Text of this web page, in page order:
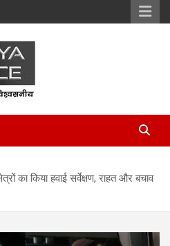
का किया हवाई सर्वेक्षण, राहत और बचाव